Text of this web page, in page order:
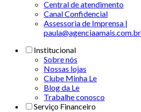
Central de atendimento
Canal Confidencial
Assessoria de Imprensa |
paula@agenciaamais.com.br
Institucional
Sobre nós
Nossas lojas
Clube Minha Le
Blog da Le
Trabalhe conosco
Serviço Financeiro